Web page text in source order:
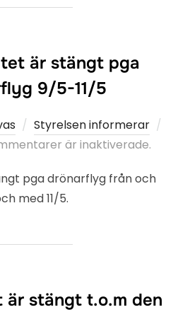
är stängt pga
9/5-11/5
Styrelsen informerar
är inaktiverade.
pga drönarflyg från och
med 11/5.
är stängt t.o.m den